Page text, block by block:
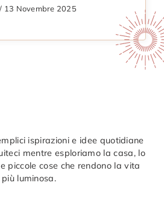
13 Novembre 2025
ispirazioni e idee quotidiane
mentre esploriamo la casa, lo
piccole cose che rendono la vita
più luminosa.